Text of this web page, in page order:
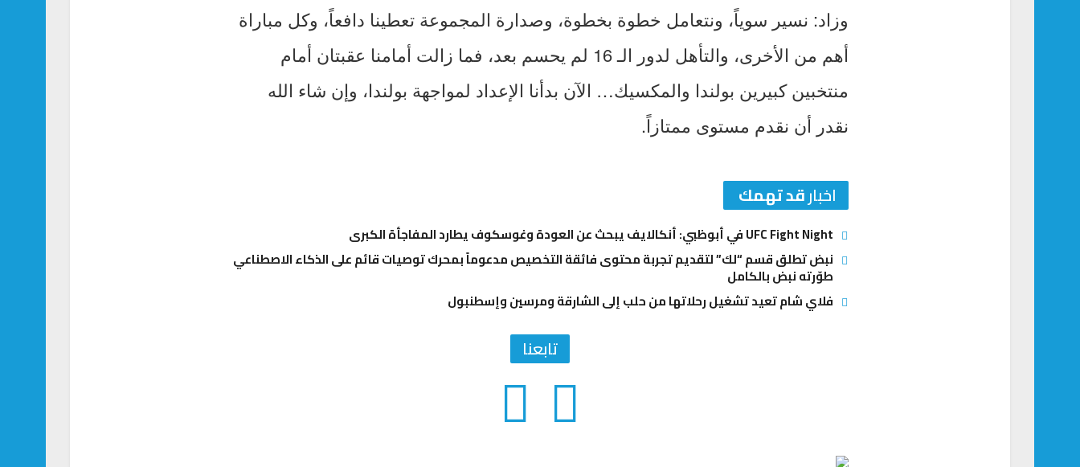
وزاد: نسير سوياً، ونتعامل خطوة بخطوة، وصدارة المجموعة تعطينا دافعاً، وكل مباراة
أهم من الأخرى، والتأهل لدور الـ 16 لم يحسم بعد، فما زالت أمامنا عقبتان أمام
منتخبين كبيرين بولندا والمكسيك… الآن بدأنا الإعداد لمواجهة بولندا، وإن شاء الله
نقدر أن نقدم مستوى ممتازاً.
اخبارقد تهمك
UFC Fight Night في أبوظبي: أنكالايف يبحث عن العودة وغوسكوف يطارد المفاجأة الكبرى
نبض تطلق قسم “لك” لتقديم تجربة محتوى فائقة التخصيص مدعوماً بمحرك توصيات قائم على الذكاء الاصطناعي
طوّرته نبض بالكامل
فلاي شام تعيد تشغيل رحلاتها من حلب إلى الشارقة ومرسين وإسطنبول
تابعنا